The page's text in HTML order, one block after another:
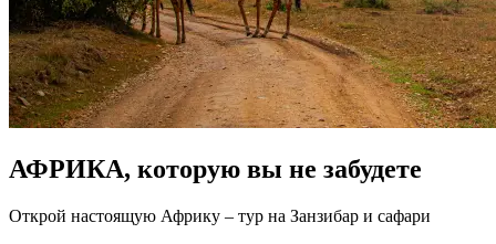
АФРИКА, которую вы не забудете
Открой настоящую Африку – тур на Занзибар и сафари